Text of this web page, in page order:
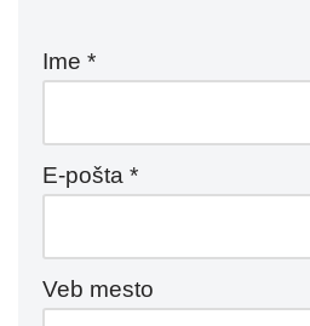
Ime *
E-pošta *
Veb mesto